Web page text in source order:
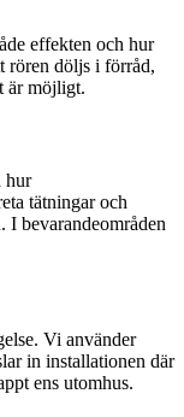
effekten och hur
rören döljs i förråd,
är möjligt.
hur
tätningar och
I bevarandeområden
Vi använder
in installationen där
ens utomhus.